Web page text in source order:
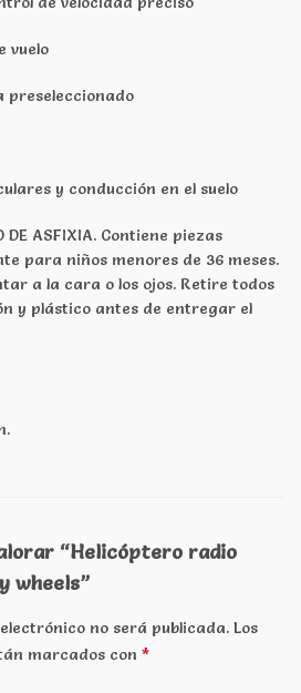
vuelo
preseleccionado
y conducción en el suelo
DE ASFIXIA. Contiene piezas
para niños menores de 36 meses.
a la cara o los ojos. Retire todos
y plástico antes de entregar el
“Helicóptero radio
wheels”
no será publicada. Los
marcados con *